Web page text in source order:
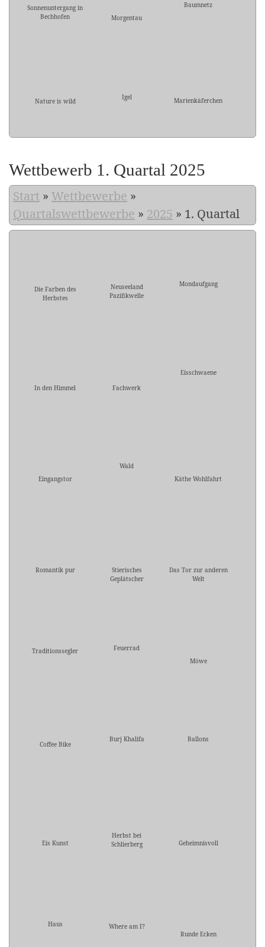
Sonnenuntergang in
Bechhofen
Morgentau
Baumnetz
Nature is wild Igel Marienkäferchen
Wettbewerb 1. Quartal 2025
Start » Wettbewerbe »
Quartalswettbewerbe » 2025 » 1. Quartal
Die Farben des
Herbstes
Neuseeland
Pazifikwelle
Mondaufgang
In den Himmel Fachwerk
Eisschwaene
Eingangstor
Wald
Käthe Wohlfahrt
Romantik pur
Stierisches
Geplätscher
Das Tor zur anderen
Welt
Traditionssegler
Feuerrad
Möwe
Coffee Bike
Burj Khalifa Ballons
Eis Kunst
Herbst bei
Schlierberg
Geheimnisvoll
Haus
Where am I?
Runde Ecken